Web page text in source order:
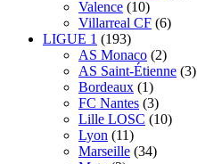
Valence (10)
Villarreal CF (6)
LIGUE 1 (193)
AS Monaco (2)
AS Saint-Étienne (3)
Bordeaux (1)
FC Nantes (3)
Lille LOSC (10)
Lyon (11)
Marseille (34)